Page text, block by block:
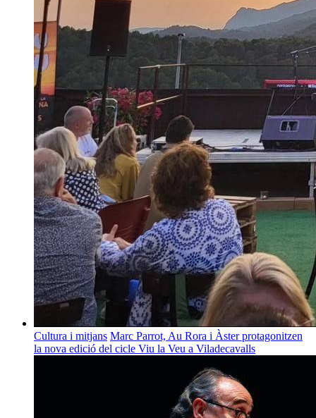
Cultura i mitjans Marc Parrot, Au Rora i Àster protagonitzen
la nova edició del cicle Viu la Veu a Viladecavalls